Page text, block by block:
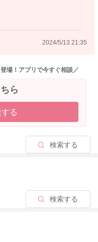
2024/5/13 21:35
場！アプリで今すぐ相談／
ら
る
検索する
検索する